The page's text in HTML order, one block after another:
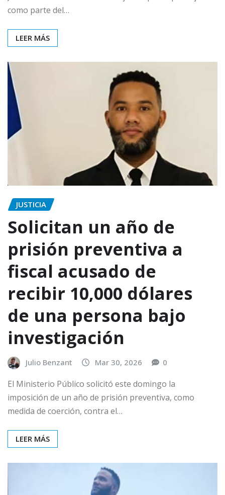
como parte del…
LEER MÁS
JUSTICIA
Solicitan un año de
prisión preventiva a
fiscal acusado de
recibir 10,000 dólares
de una persona bajo
investigación
Julio Benzant Mar 30, 2026 0
El Ministerio Público solicitó este domingo la
imposición de un año de prisión preventiva, como
medida de coerción, contra el…
LEER MÁS